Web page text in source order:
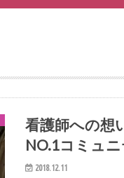
看護師への想
NO.1コミュ
2018.12.11